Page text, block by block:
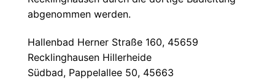
abgenommen werden.
Hallenbad Herner Straße 160, 45659
Recklinghausen Hillerheide
Südbad, Pappelallee 50, 45663